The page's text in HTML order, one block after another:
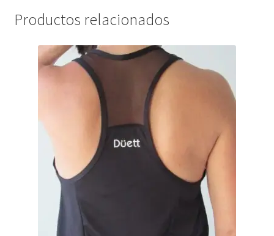
Productos relacionados